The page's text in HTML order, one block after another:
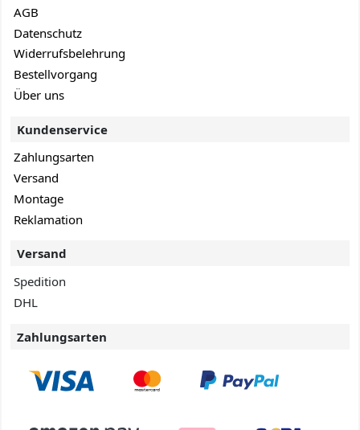
AGB
Datenschutz
Widerrufsbelehrung
Bestellvorgang
Über uns
Kundenservice
Zahlungsarten
Versand
Montage
Reklamation
Versand
Spedition
DHL
Zahlungsarten